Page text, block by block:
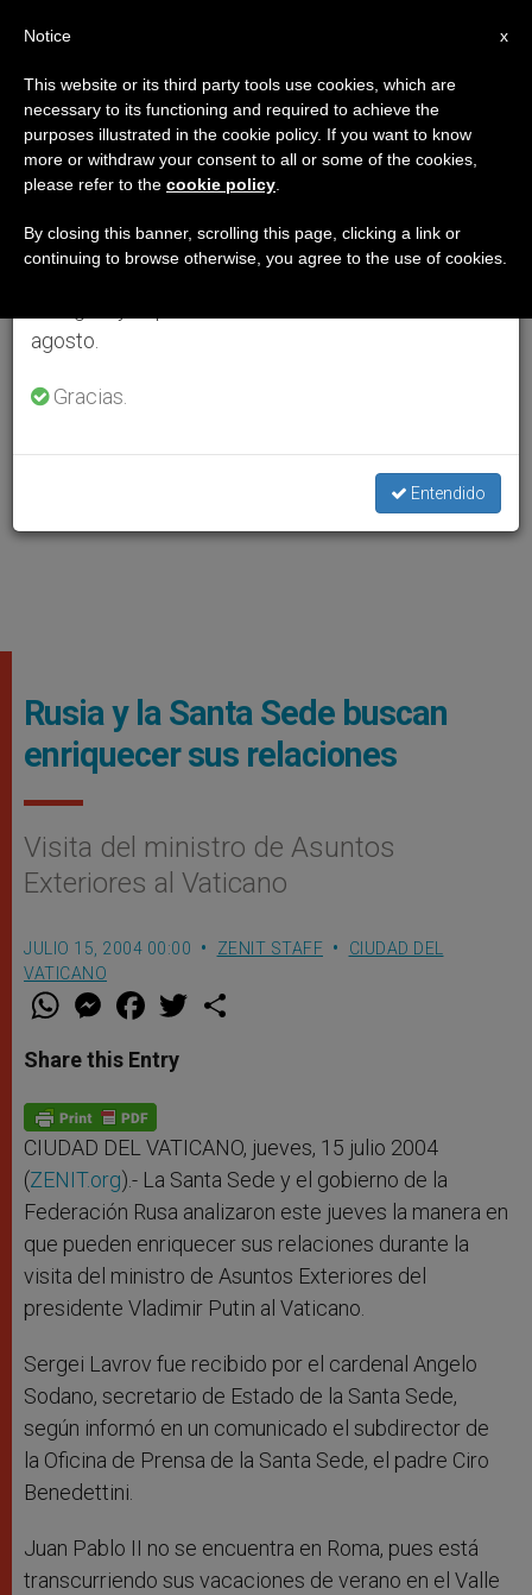
Rusia y la Santa Sede buscan
enriquecer sus relaciones
Visita del ministro de Asuntos
Exteriores al Vaticano
JULIO 15, 2004 00:00 ZENIT STAFF
CIUDAD DEL
VATICANO
W
t
s
p
p
M
e
s
e
g
e
r
F
a
e
b
o
k
w
Share this Entry
CIUDAD DEL VATICANO, jueves, 15 julio 2004
(ZENIT.org).- La Santa Sede y el gobierno de la
Federación Rusa analizaron este jueves la manera en
que pueden enriquecer sus relaciones durante la
visita del ministro de Asuntos Exteriores del
presidente Vladimir Putin al Vaticano.
Sergei Lavrov fue recibido por el cardenal Angelo
Sodano, secretario de Estado de la Santa Sede,
según informó en un comunicado el subdirector de
la Oficina de Prensa de la Santa Sede, el padre Ciro
Benedettini.
Juan Pablo II no se encuentra en Roma, pues está
transcurriendo sus vacaciones de verano en el Valle
×
Aviso importante
Del 27 de julio al 7 de agosto haremos la pausa
anual, aprovechando que en el periodo de verano
se generan menos informaciones y también el
agosto.
Gracias.
Entendido
x
Notice
This website or its third party tools use cookies, which are
necessary to its functioning and required to achieve the
purposes illustrated in the cookie policy. If you want to know
more or withdraw your consent to all or some of the cookies,
please refer to the cookie policy
By closing this banner, scrolling this page, clicking a link or
continuing to browse otherwise, you agree to the use of cookies.